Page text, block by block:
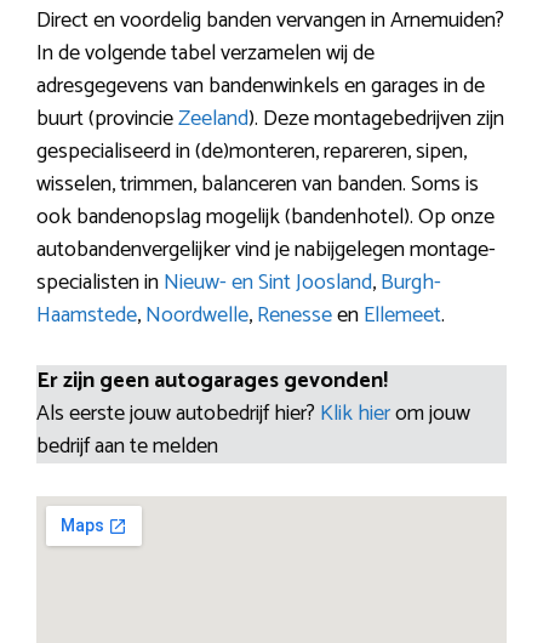
Direct en voordelig banden vervangen in Arnemuiden?
In de volgende tabel verzamelen wij de
adresgegevens van bandenwinkels en garages in de
buurt (provincieZeeland). Deze montagebedrijven zijn
gespecialiseerd in (de)monteren, repareren, sipen,
wisselen, trimmen, balanceren van banden. Soms is
ook bandenopslag mogelijk (bandenhotel). Op onze
autobandenvergelijker vind je nabijgelegen montage-
specialisten inNieuw- en Sint Joosland,Burgh-
Haamstede,Noordwelle,RenesseenEllemeet.
Er zijn geen autogarages gevonden!
Als eerste jouw autobedrijf hier? Klik hierom jouw
bedrijf aan te melden